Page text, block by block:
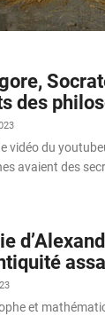
des
vidéo du
avaient des
et